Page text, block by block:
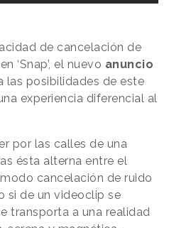
de cancelación de
‘Snap’, el nuevo anuncio
las posibilidades de este
experiencia diferencial al
por las calles de una
ésta alterna entre el
cancelación de ruido
si de un videoclip se
transporta a una realidad